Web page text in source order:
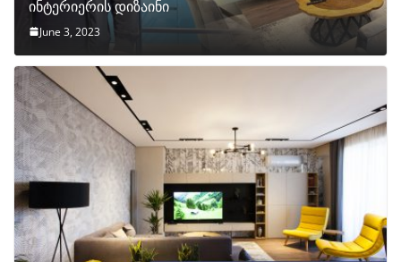
ინტერიერის დიზაინი
June 3, 2023